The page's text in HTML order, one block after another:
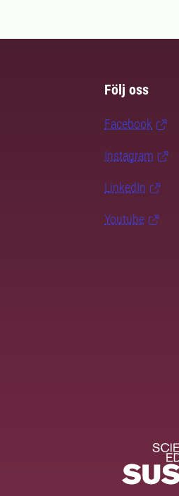
Följ oss
Facebook
Instagram
LinkedIn
Youtube